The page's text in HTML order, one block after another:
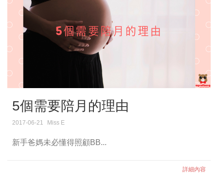
5個需要陪月的理由
2017-06-21 Miss E
新手爸媽未必懂得照顧BB...
詳細內容